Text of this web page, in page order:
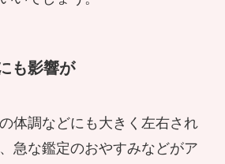
をレポート
も影響が
体調などにも大きく左右され
急な鑑定のおやすみなどがア